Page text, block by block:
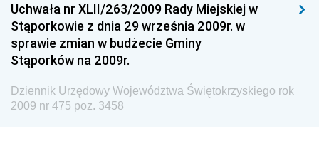
Dziennik Urzędowy Ministerstwa Administracji i
Gospodarki Przestrzennej
Dziennik Urzędowy Unii Europejskiej, L
Dziennik Urzędowy Ministerstwa Komunikacji
Dziennik Urzędowy Ministerstwa Przemysłu
Uchwała nr XLII/263/2009 Rady Miejskiej w
Stąporkowie z dnia 29 września 2009r. w
sprawie zmian w budżecie Gminy
Stąporków na 2009r.
Dziennik Urzędowy Województwa Świętokrzyskiego rok
2009 nr 475 poz. 3458